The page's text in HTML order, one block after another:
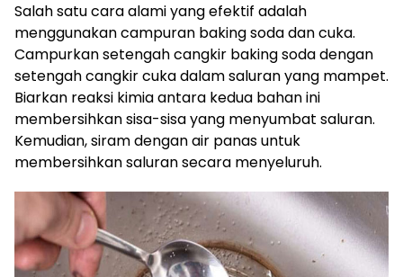
Salah satu cara alami yang efektif adalah
menggunakan campuran baking soda dan cuka.
Campurkan setengah cangkir baking soda dengan
setengah cangkir cuka dalam saluran yang mampet.
Biarkan reaksi kimia antara kedua bahan ini
membersihkan sisa-sisa yang menyumbat saluran.
Kemudian, siram dengan air panas untuk
membersihkan saluran secara menyeluruh.